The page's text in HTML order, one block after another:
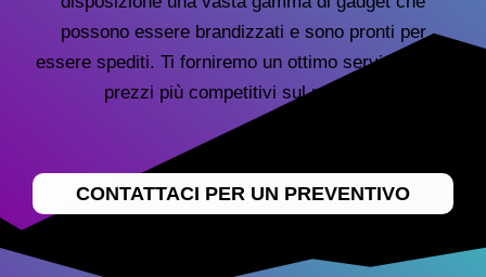
possono essere brandizzati e sono pronti per
essere spediti. Ti forniremo un ottimo servizio con i
prezzi più competitivi sul mercato.
CONTATTACI PER UN PREVENTIVO